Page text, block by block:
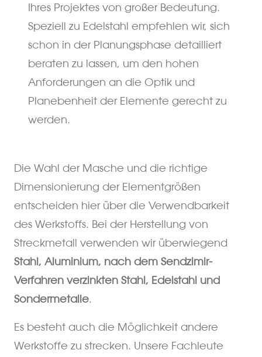
Ihres Projektes von großer Bedeutung.
Speziell zu Edelstahl empfehlen wir, sich
schon in der Planungsphase detailliert
beraten zu lassen, um den hohen
Anforderungen an die Optik und
Planebenheit der Elemente gerecht zu
werden.
Die Wahl der Masche und die richtige
Dimensionierung der Elementgrößen
entscheiden hier über die Verwendbarkeit
des Werkstoffs. Bei der Herstellung von
Streckmetall verwenden wir überwiegend
Stahl, Aluminium, nach dem Sendzimir-
Verfahren verzinkten Stahl, Edelstahl und
Sondermetalle.
Es besteht auch die Möglichkeit andere
Werkstoffe zu strecken. Unsere Fachleute